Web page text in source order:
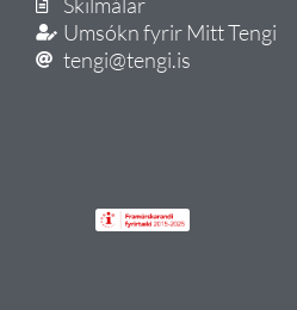
Umsókn fyrir Mitt Tengi
tengi@tengi.is